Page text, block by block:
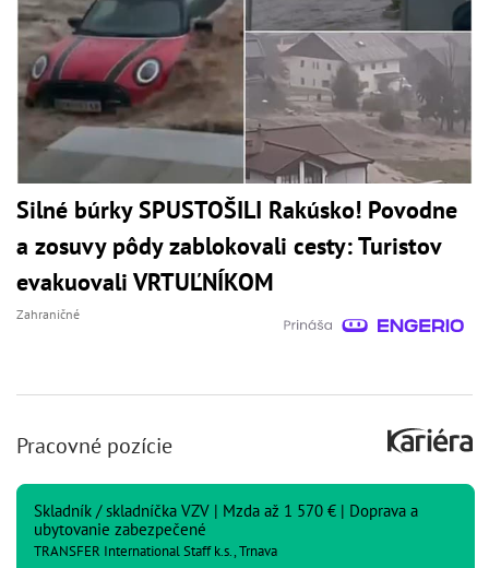
Silné búrky SPUSTOŠILI Rakúsko! Povodne
a zosuvy pôdy zablokovali cesty: Turistov
evakuovali VRTUĽNÍKOM
Zahraničné
Pracovné pozície
Skladník / skladníčka VZV | Mzda až 1 570 € | Doprava a
ubytovanie zabezpečené
TRANSFER International Staff k.s., Trnava